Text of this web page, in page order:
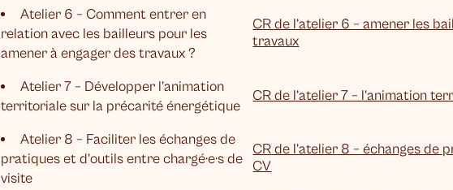
Atelier 6 – Comment entrer en
relation avec les bailleurs pour les
amener à engager des travaux ?
CR de l’atelier 6 – amener les
travaux
Atelier 7 – Développer l’animation
territoriale sur la précarité énergétique
CR de l’atelier 7 – l’animation
Atelier 8 – Faciliter les échanges de
pratiques et d’outils entre chargé·e·s de
visite
CR de l’atelier 8 – échanges de
CV